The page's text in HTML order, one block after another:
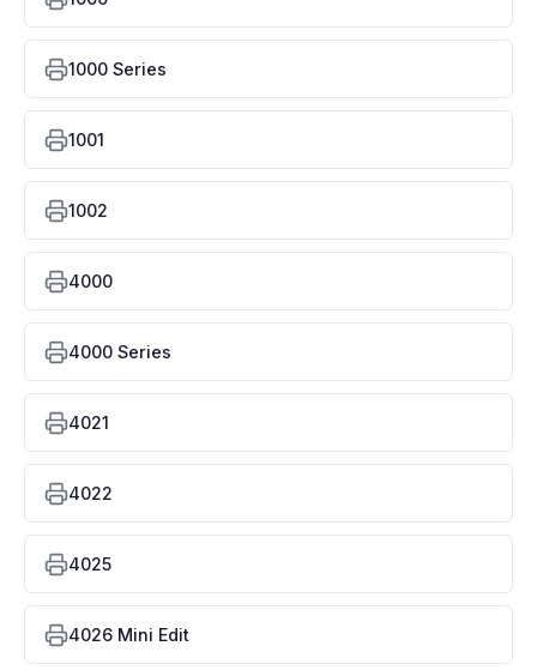
1000 Series
1001
1002
4000
4000 Series
4021
4022
4025
4026 Mini Edit